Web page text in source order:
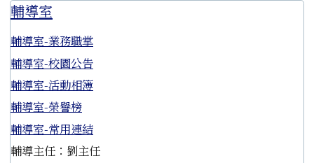
輔導室
輔導室-業務職掌
輔導室-校園公告
輔導室-活動相簿
輔導室-榮譽榜
輔導室-常用連結
輔導主任：劉主任